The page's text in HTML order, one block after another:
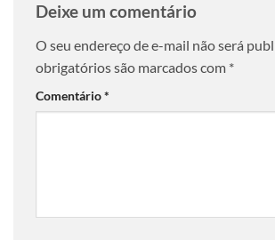
Deixe um comentário
O seu endereço de e-mail não será
obrigatórios são marcados com *
Comentário*